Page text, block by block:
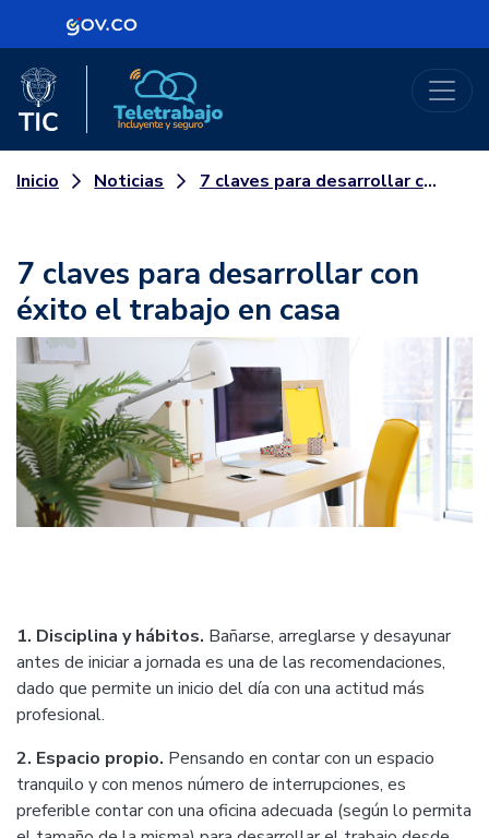
Logo Gobierno de Colombia
Logo del Ministerio TIC
Inicio Noticias 7 claves para desarrollar con éxito el trabajo en casa
7 claves para desarrollar con
éxito el trabajo en casa
1. Disciplina y hábitos. Bañarse, arreglarse y desayunar
antes de iniciar a jornada es una de las recomendaciones,
dado que permite un inicio del día con una actitud más
profesional.
2. Espacio propio. Pensando en contar con un espacio
tranquilo y con menos número de interrupciones, es
preferible contar con una oficina adecuada (según lo permita